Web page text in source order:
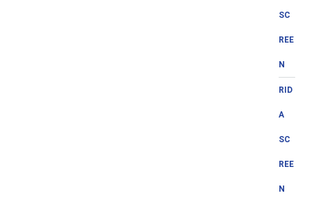
SC
REE
N
RID
A
SC
REE
N